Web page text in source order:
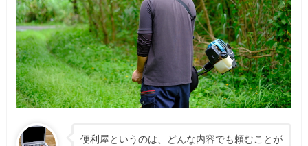
便利屋というのは、どんな内容でも頼むことが